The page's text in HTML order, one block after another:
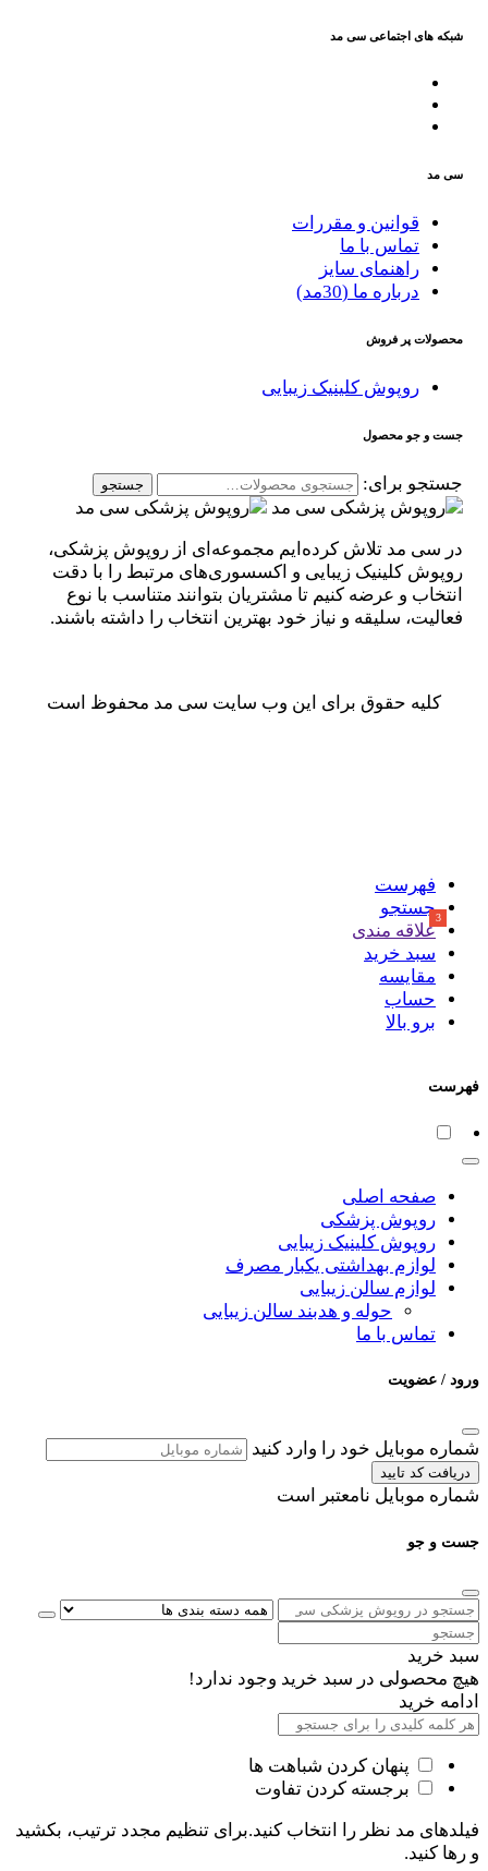
شبکه های اجتماعی سی مد
سی مد
قوانین و مقررات
تماس با ما
راهنمای سایز
درباره ما (30مد)
محصولات پر فروش
روپوش کلینیک زیبایی
جست و جو محصول
جستجو برای: جستجو
در سی مد تلاش کرده‌ایم مجموعه‌ای از روپوش پزشکی،
روپوش کلینیک زیبایی و اکسسوری‌های مرتبط را با دقت
انتخاب و عرضه کنیم تا مشتریان بتوانند متناسب با نوع
فعالیت، سلیقه و نیاز خود بهترین انتخاب را داشته باشند.
کلیه حقوق برای این وب سایت سی مد محفوظ است
فهرست
جستجو
علاقه مندی
سبد خرید
مقایسه
حساب
برو بالا
فهرست
صفحه اصلی
روپوش پزشکی
روپوش کلینیک زیبایی
لوازم بهداشتی یکبار مصرف
لوازم سالن زیبایی
حوله و هدبند سالن زیبایی
تماس با ما
ورود / عضویت
شماره موبایل خود را وارد کنید
دریافت کد تایید
شماره موبایل نامعتبر است
جست و جو
سبد خرید
هیچ محصولی در سبد خرید وجود ندارد!
ادامه خرید
پنهان کردن شباهت ها
برجسته کردن تفاوت
فیلدهای مد نظر را انتخاب کنید.برای تنظیم مجدد ترتیب، بکشید
و رها کنید.